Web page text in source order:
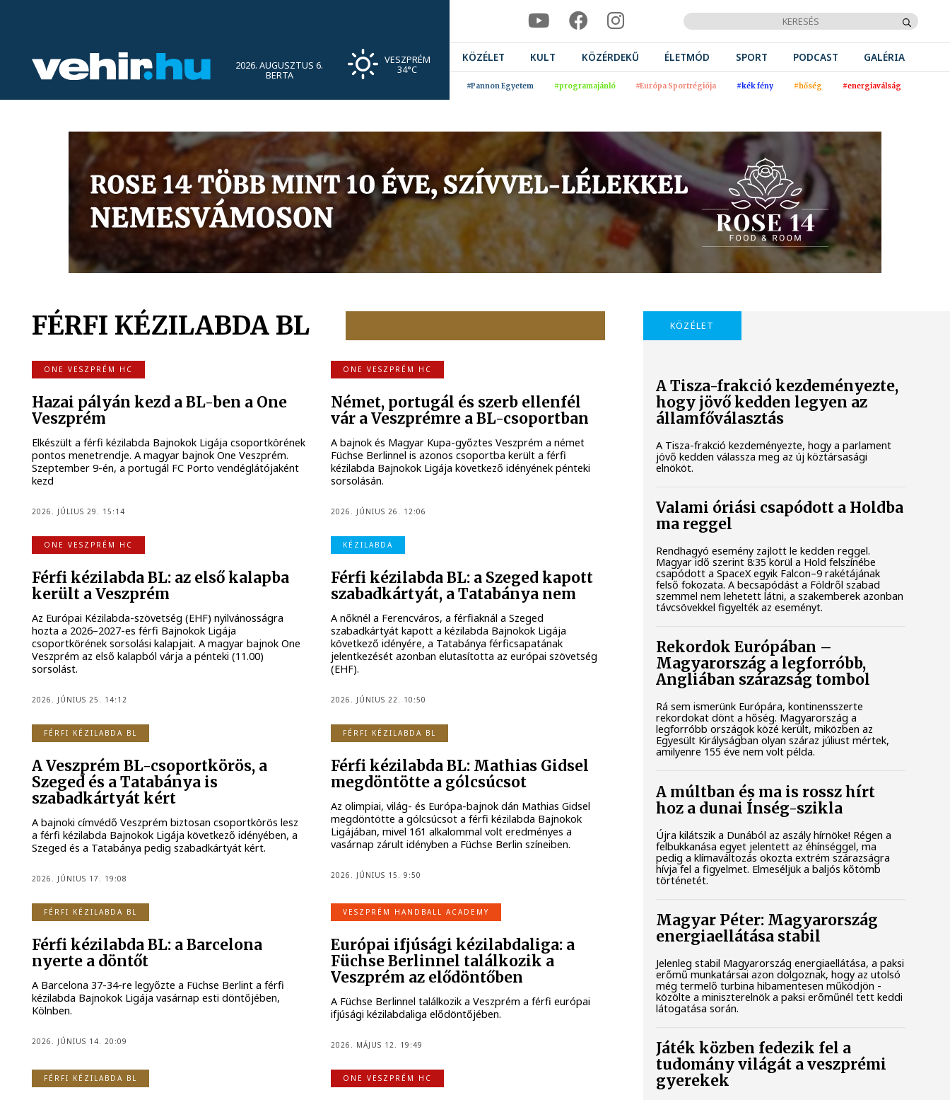
2026. AUGUSZTUS 6.
BERTA
VESZPRÉM
34°C
KÖZÉLET KULT KÖZÉRDEKŰ ÉLETMÓD SPORT PODCAST GALÉRIA
#Pannon Egyetem #programajánló #Európa Sportrégiója #kék fény #hőség #energiaválság
FÉRFI KÉZILABDA BL
ONE VESZPRÉM HC
Hazai pályán kezd a BL-ben a One
Veszprém
Elkészült a férfi kézilabda Bajnokok Ligája csoportkörének
pontos menetrendje. A magyar bajnok One Veszprém.
Szeptember 9-én, a portugál FC Porto vendéglátójaként
kezd
2026. JÚLIUS 29. 15:14
ONE VESZPRÉM HC
Német, portugál és szerb ellenfél
vár a Veszprémre a BL-csoportban
A bajnok és Magyar Kupa-győztes Veszprém a német
Füchse Berlinnel is azonos csoportba került a férfi
kézilabda Bajnokok Ligája következő idényének pénteki
sorsolásán.
2026. JÚNIUS 26. 12:06
ONE VESZPRÉM HC
Férfi kézilabda BL: az első kalapba
került a Veszprém
Az Európai Kézilabda-szövetség (EHF) nyilvánosságra
hozta a 2026–2027-es férfi Bajnokok Ligája
csoportkörének sorsolási kalapjait. A magyar bajnok One
Veszprém az első kalapból várja a pénteki (11.00)
sorsolást.
2026. JÚNIUS 25. 14:12
KÉZILABDA
Férfi kézilabda BL: a Szeged kapott
szabadkártyát, a Tatabánya nem
A nőknél a Ferencváros, a férfiaknál a Szeged
szabadkártyát kapott a kézilabda Bajnokok Ligája
következő idényére, a Tatabánya férficsapatának
jelentkezését azonban elutasította az európai szövetség
(EHF).
2026. JÚNIUS 22. 10:50
FÉRFI KÉZILABDA BL
A Veszprém BL-csoportkörös, a
Szeged és a Tatabánya is
szabadkártyát kért
A bajnoki címvédő Veszprém biztosan csoportkörös lesz
a férfi kézilabda Bajnokok Ligája következő idényében, a
Szeged és a Tatabánya pedig szabadkártyát kért.
2026. JÚNIUS 17. 19:08
FÉRFI KÉZILABDA BL
Férfi kézilabda BL: Mathias Gidsel
megdöntötte a gólcsúcsot
Az olimpiai, világ- és Európa-bajnok dán Mathias Gidsel
megdöntötte a gólcsúcsot a férfi kézilabda Bajnokok
Ligájában, mivel 161 alkalommal volt eredményes a
vasárnap zárult idényben a Füchse Berlin színeiben.
2026. JÚNIUS 15. 9:50
FÉRFI KÉZILABDA BL
Férfi kézilabda BL: a Barcelona
nyerte a döntőt
A Barcelona 37-34-re legyőzte a Füchse Berlint a férfi
kézilabda Bajnokok Ligája vasárnap esti döntőjében,
Kölnben.
2026. JÚNIUS 14. 20:09
VESZPRÉM HANDBALL ACADEMY
Európai ifjúsági kézilabdaliga: a
Füchse Berlinnel találkozik a
Veszprém az elődöntőben
A Füchse Berlinnel találkozik a Veszprém a férfi európai
ifjúsági kézilabdaliga elődöntőjében.
2026. MÁJUS 12. 19:49
FÉRFI KÉZILABDA BL ONE VESZPRÉM HC
KÖZÉLET
A Tisza-frakció kezdeményezte,
hogy jövő kedden legyen az
államfőválasztás
A Tisza-frakció kezdeményezte, hogy a parlament
jövő kedden válassza meg az új köztársasági
elnököt.
Valami óriási csapódott a Holdba
ma reggel
Rendhagyó esemény zajlott le kedden reggel.
Magyar idő szerint 8:35 körül a Hold felszínébe
csapódott a SpaceX egyik Falcon–9 rakétájának
felső fokozata. A becsapódást a Földről szabad
szemmel nem lehetett látni, a szakemberek azonban
távcsövekkel figyelték az eseményt.
Rekordok Európában –
Magyarország a legforróbb,
Angliában szárazság tombol
Rá sem ismerünk Európára, kontinensszerte
rekordokat dönt a hőség. Magyarország a
legforróbb országok közé került, miközben az
Egyesült Királyságban olyan száraz júliust mértek,
amilyenre 155 éve nem volt példa.
A múltban és ma is rossz hírt
hoz a dunai Ínség-szikla
Újra kilátszik a Dunából az aszály hírnöke! Régen a
felbukkanása egyet jelentett az éhínséggel, ma
pedig a klímaváltozás okozta extrém szárazságra
hívja fel a figyelmet. Elmeséljük a baljós kőtömb
történetét.
Magyar Péter: Magyarország
energiaellátása stabil
Jelenleg stabil Magyarország energiaellátása, a paksi
erőmű munkatársai azon dolgoznak, hogy az utolsó
még termelő turbina hibamentesen működjön -
közölte a miniszterelnök a paksi erőműnél tett keddi
látogatása során.
Játék közben fedezik fel a
tudomány világát a veszprémi
gyerekek